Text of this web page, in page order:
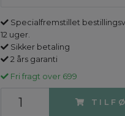
Specialfremstillet
12 uger.
Sikker betaling
2 års garanti
Fri fragt over 699